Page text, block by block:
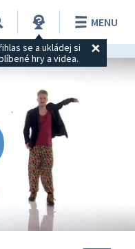
se a ukládej si
hry a videa.
MENU